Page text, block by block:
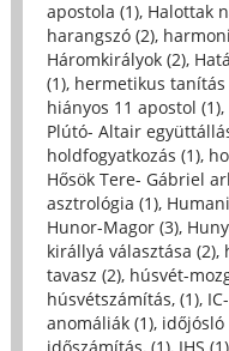
apostola (1), Halottak
harangszó (2),
Háromkirályok (2),
(1), hermetikus tanítás
hiányos 11 apostol (1),
Plútó- Altair
holdfogyatkozás (1),
Hősök Tere- Gábriel
asztrológia (1),
Hunor-Magor (3),
királlyá választása (2),
tavasz (2), húsvét-
húsvétszámítás, (1),
anomáliák (1), időjósló